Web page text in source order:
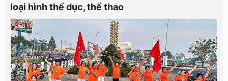
loại hình thể dục, thể thao